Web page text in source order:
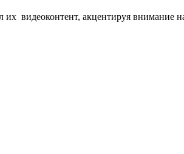
видеоконтент, акцентируя внимание